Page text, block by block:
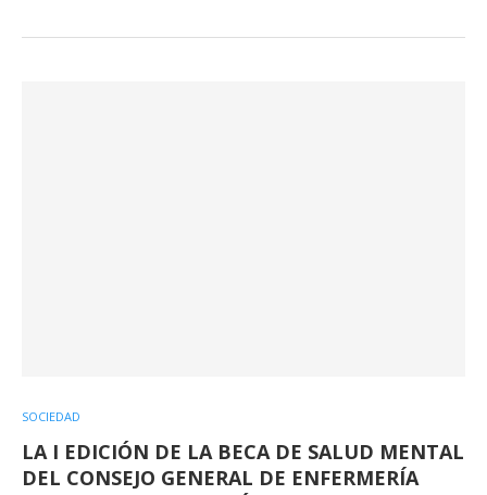
SOCIEDAD
LA I EDICIÓN DE LA BECA DE SALUD MENTAL
DEL CONSEJO GENERAL DE ENFERMERÍA